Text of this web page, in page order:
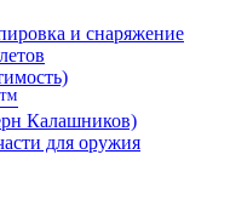
и снаряжение
Калашников)
для оружия